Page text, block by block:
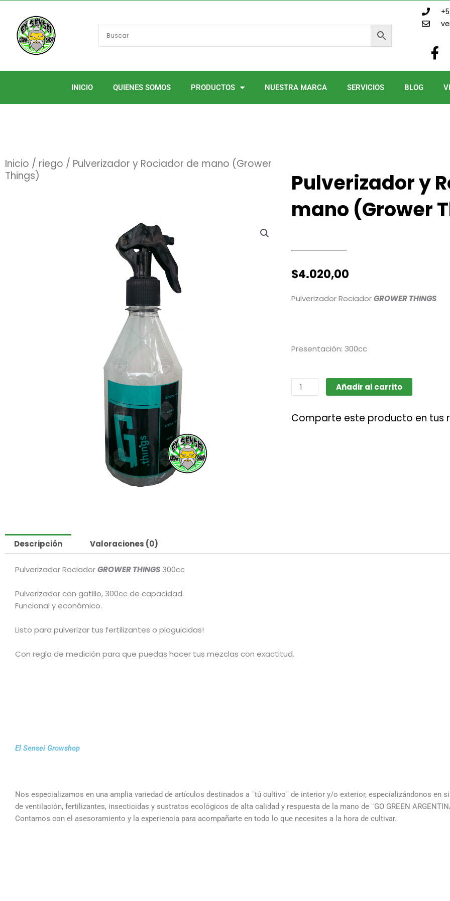
contenido
F
a
c
INICIO QUIENES SOMOS PRODUCTOS NUESTRA MARCA SERVICIOS BLOG
Inicio / riego / Pulverizador y Rociador de mano (Grower
Things)
Pulverizador y
mano (Grower
$4.020,00
Pulverizador RociadorGROWER THINGS
Presentación: 300cc
Pulverizador
y
de
Añadir al carrito
Comparte este producto en tus
Descripción Valoraciones (0)
Pulverizador RociadorGROWER THINGS 300cc
Pulverizador con gatillo, 300cc de capacidad.
Funcional y económico.
Listo para pulverizar tus fertilizantes o plaguicidas!
Con regla de medición para que puedas hacer tus mezclas con exactitud.
El Sensei Growshop
Nos especializamos en una amplia variedad de artículos destinados a ¨tú cultivo¨ de interior y/o exterior, especializándonos en
de ventilación, fertilizantes, insecticidas y sustratos ecológicos de alta calidad y respuesta de la mano de ¨GO GREEN
Contamos con el asesoramiento y la experiencia para acompañarte en todo lo que necesites a la hora de cultivar.